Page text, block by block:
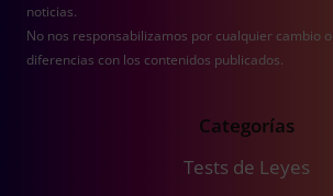
noticias.
No nos responsabilizamos por cualquier cambio o
diferencias con los contenidos publicados.
Categorías
Tests de Leyes